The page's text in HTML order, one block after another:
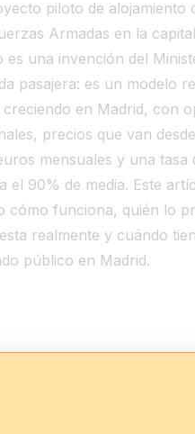
piloto de alojamiento
Armadas en la
es una invención del
pasajera: es un modelo
creciendo en Madrid, con
precios que van
mensuales y una tasa
el 90% de media. Este
cómo funciona, quién lo
realmente y cuándo
público en Madrid.